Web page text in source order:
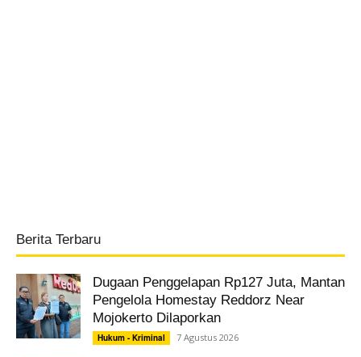
Berita Terbaru
Dugaan Penggelapan Rp127 Juta, Mantan
Pengelola Homestay Reddorz Near
Mojokerto Dilaporkan
Hukum - Kriminal 7 Agustus 2026